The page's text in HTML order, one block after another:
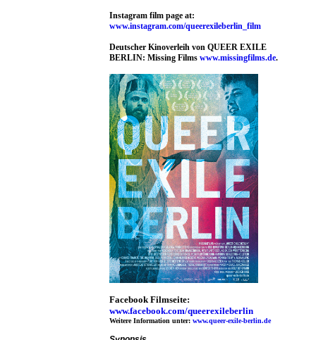
Instagram film page at:
www.instagram.com/queerexileberlin_film
Deutscher Kinoverleih von QUEER EXILE
BERLIN: Missing Films www.missingfilms.de.
Facebook Filmseite:
www.facebook.com/queerexileberlin
Weitere Information unter: www.queer-exile-berlin.de